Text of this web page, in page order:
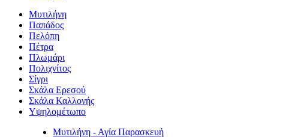
Μυτιλήνη
Παπάδος
Πελόπη
Πέτρα
Πλωμάρι
Πολιχνίτος
Σίγρι
Σκάλα Ερεσού
Σκάλα Καλλονής
Υψηλομέτωπο
Μυτιλήνη - Αγία Παρασκευή